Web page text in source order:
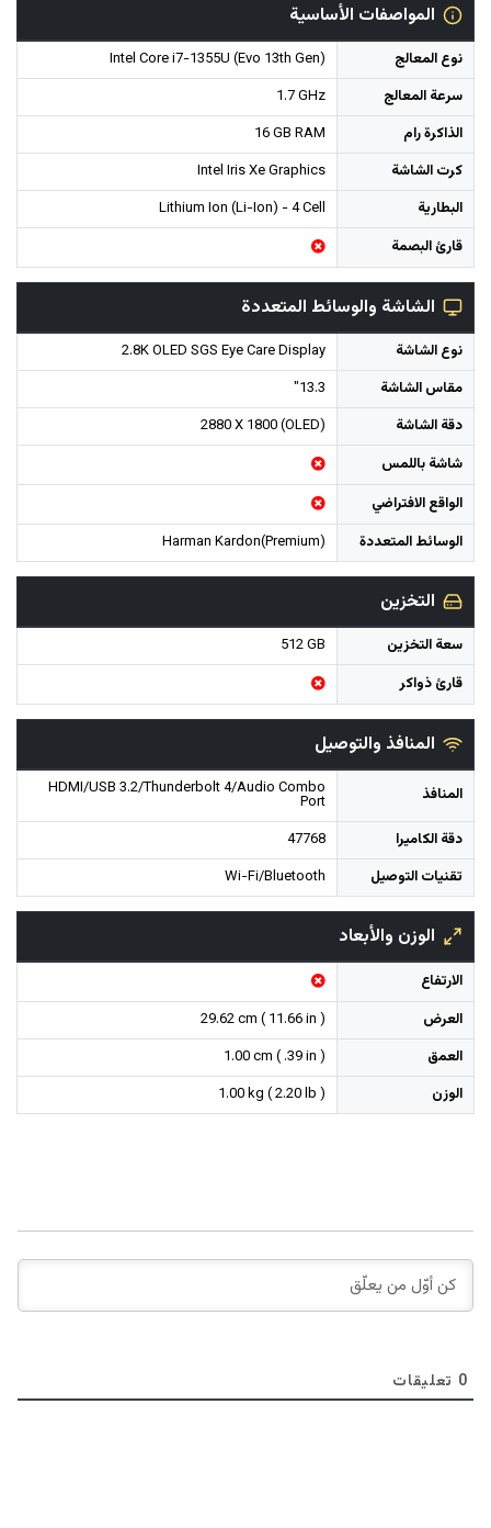
المواصفات الأساسية
نوع المعالج
Intel Core i7-1355U (Evo 13th Gen)
سرعة المعالج
1.7 GHz
الذاكرة رام
16 GB RAM
كرت الشاشة
Intel Iris Xe Graphics
البطارية
Lithium Ion (Li-Ion) - 4 Cell
قارئ البصمة
الشاشة والوسائط المتعددة
نوع الشاشة
2.8K OLED SGS Eye Care Display
مقاس الشاشة
13.3"
دقة الشاشة
2880 X 1800 (OLED)
شاشة باللمس
الواقع الافتراضي
الوسائط المتعددة
Harman Kardon(Premium)
التخزين
سعة التخزين
512 GB
قارئ ذواكر
المنافذ والتوصيل
المنافذ HDMI/USB 3.2/Thunderbolt 4/Audio Combo
Port
دقة الكاميرا
47768
تقنيات التوصيل
Wi-Fi/Bluetooth
الوزن والأبعاد
الارتفاع
العرض
29.62 cm ( 11.66 in )
العمق
1.00 cm ( .39 in )
الوزن
1.00 kg ( 2.20 lb )
0 تعليقات